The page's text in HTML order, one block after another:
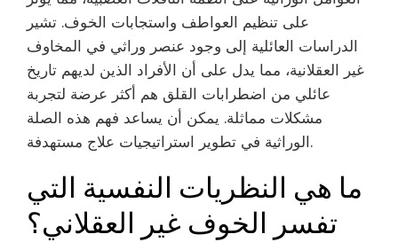
على تنظيم العواطف واستجابات الخوف. تشير
الدراسات العائلية إلى وجود عنصر وراثي في المخاوف
غير العقلانية، مما يدل على أن الأفراد الذين لديهم تاريخ
عائلي من اضطرابات القلق هم أكثر عرضة لتجربة
مشكلات مماثلة. يمكن أن يساعد فهم هذه الصلة
الوراثية في تطوير استراتيجيات علاج مستهدفة.
ما هي النظريات النفسية التي
تفسر الخوف غير العقلاني؟